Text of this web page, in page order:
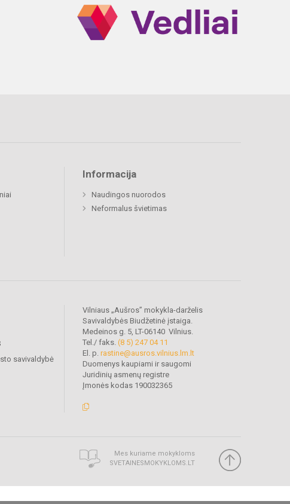
Informacija
Naudingos nuorodos
Neformalus švietimas
savivaldybė
Vilniaus „Aušros” mokykla-darželis
Savivaldybės Biudžetinė įstaiga.
Medeinos g. 5, LT-06140 Vilnius.
Tel./ faks. (8 5) 247 04 11
El. p. rastine@ausros.vilnius.lm.lt
Duomenys kaupiami ir saugomi
Juridinių asmenų registre
Įmonės kodas 190032365
Mes kuriame mokykloms
SVETAINESMOKYKLOMS.LT